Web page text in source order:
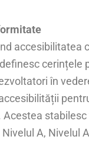
accesibilitatea
cerințele
în
Acestea
A, Nivelul